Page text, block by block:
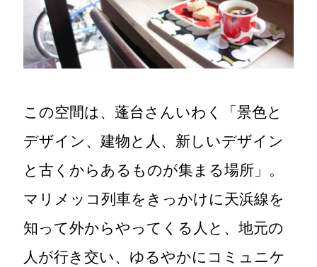
この空間は、蓬台さんいわく「景色と
デザイン、建物と人、新しいデザイン
と古くからあるものが集まる場所」。
マリメッコ列車をきっかけに天浜線を
知って外からやってくる人と、地元の
人が行き交い、ゆるやかにコミュニケ